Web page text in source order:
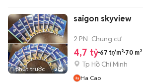
1 phút trước 2
saigon skyview
2 PN Chung cư
4,7 tỷ 67 tr/m² 70 m²
Tp Hồ Chí Minh
Ha Cao